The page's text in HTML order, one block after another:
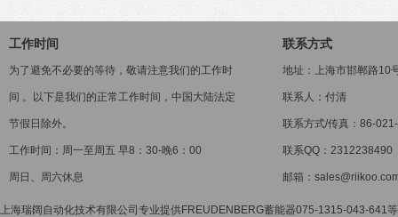
工作时间
为了避免不必要的等待，敬请注意我们的工作时
间 。以下是我们的正常工作时间，中国大陆法定
节假日除外。
工作时间：周一至周五 早8：30-晚6：00
周日、周六休息
联系方式
地址：上海市邯郸路10
联系人：付清
联系方式/传真：86-
联系QQ：2312238490
邮箱：
上海瑞阔自动化技术有限公司专业提供FREUDENBERG蓄能器075-1315-043-641